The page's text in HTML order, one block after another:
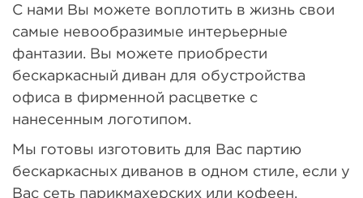
С нами Вы можете воплотить в жизнь свои
самые невообразимые интерьерные
фантазии. Вы можете приобрести
бескаркасный диван для обустройства
офиса в фирменной расцветке с
нанесенным логотипом.
Мы готовы изготовить для Вас партию
бескаркасных диванов в одном стиле, если у
Вас сеть парикмахерских или кофеен.